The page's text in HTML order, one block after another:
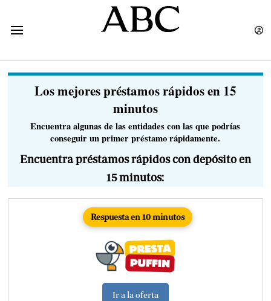
Los mejores préstamos rápidos en 15
minutos
Encuentra algunas de las entidades con las que podrías
conseguir un primer préstamo rápidamente.
Encuentra préstamos rápidos con depósito en
15 minutos:
Respuesta en 10 minutos
Ir a la oferta